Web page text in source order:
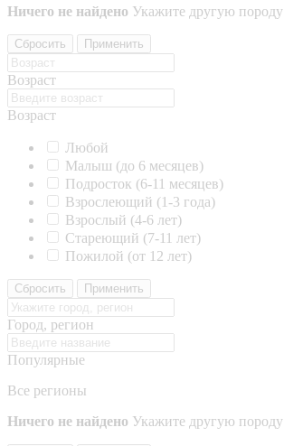
Ничего не найдено Укажите другую породу
Сбросить Применить
Возраст
Возраст
Любой
Малыш (до 6 месяцев)
Подросток (6-11 месяцев)
Взрослеющий (1-3 года)
Взрослый (4-6 лет)
Стареющий (7-11 лет)
Пожилой (от 12 лет)
Сбросить Применить
Город, регион
Популярные
Все регионы
Ничего не найдено Укажите другую породу